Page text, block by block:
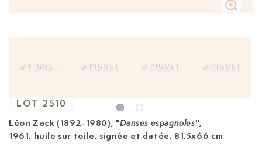
Léon Zack (1892-1980), "Danses espagnoles",
1961, huile sur toile, signée et datée, 81,5x66 cm
LOT 2510